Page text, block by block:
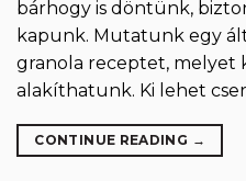
bárhogy is döntünk,
kapunk. Mutatunk egy
granola receptet, melyet
alakíthatunk. Ki lehet
CONTINUE READING →